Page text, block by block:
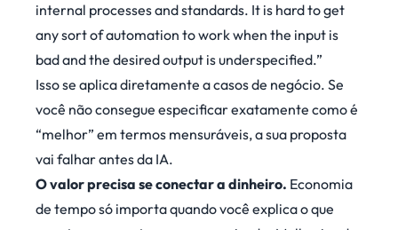
internal processes and standards. It is hard to get
any sort of automation to work when the input is
bad and the desired output is underspecified.”
Isso se aplica diretamente a casos de negócio. Se
você não consegue especificar exatamente como é
“melhor” em termos mensuráveis, a sua proposta
vai falhar antes da IA.
O valor precisa se conectar a dinheiro. Economia
de tempo só importa quando você explica o que